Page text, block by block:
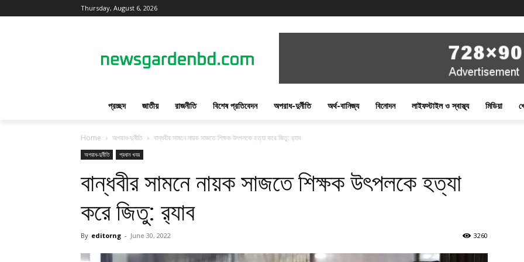
Thursday, August 6, 2026
প্রচ্ছদ জাতীয় রাজনীতি বিশেষ প্রতিবেদন অপরাধ-দুর্নীতি অর্থ-বানিজ্য বিনোদন লাইফস্টাইল ও স্বাস্থ্য মিডিয়া
Home অপরাধ-দুর্নীতি বান্ধবীর সামনে নায়ক সাজতে শিক্ষক উৎপলকে হত্যা করে জিতু: র‌্যাব
অপরাধ-দুর্নীতি প্রধান খবর
বান্ধবীর সামনে নায়ক সাজতে শিক্ষক উৎপলকে হত্যা
করে জিতু: র‌্যাব
By editorng - June 30, 2022 3260